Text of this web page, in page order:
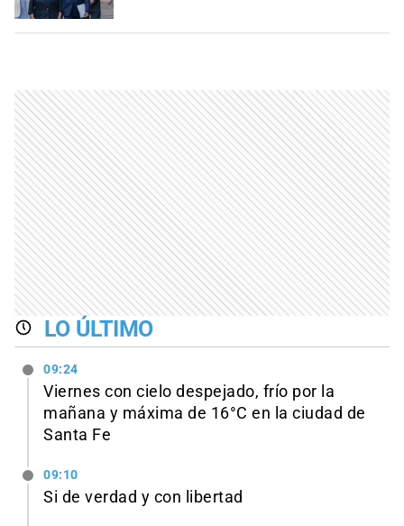
LO ÚLTIMO
09:24
Viernes con cielo despejado, frío por la
mañana y máxima de 16°C en la ciudad de
Santa Fe
09:10
Si de verdad y con libertad